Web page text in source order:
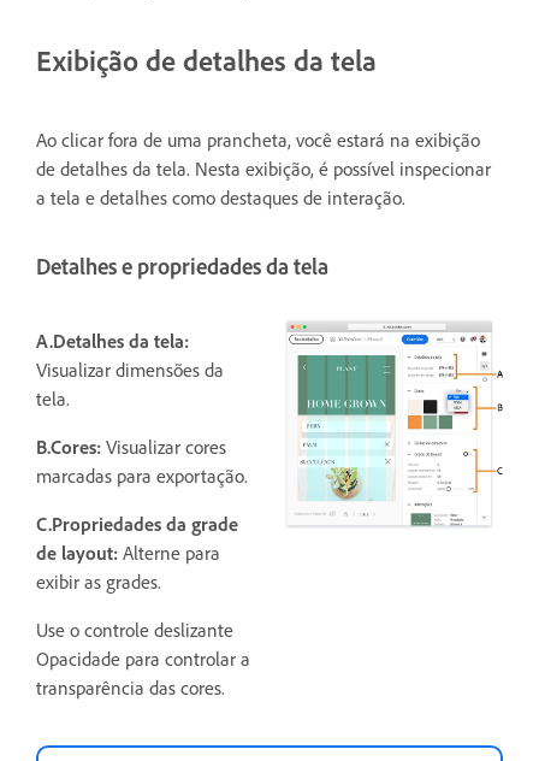
Exibição de detalhes da tela
Ao clicar fora de uma prancheta, você estará na exibição
de detalhes da tela. Nesta exibição, é possível inspecionar
a tela e detalhes como destaques de interação.
Detalhes e propriedades da tela
A.Detalhes da tela:
Visualizar dimensões da
tela.
B.Cores: Visualizar cores
marcadas para exportação.
C.Propriedades da grade
de layout: Alterne para
exibir as grades.
Use o controle deslizante
Opacidade para controlar a
transparência das cores.